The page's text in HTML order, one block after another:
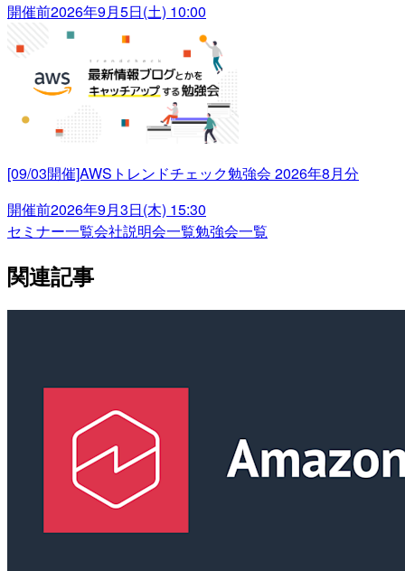
開催前2026年9月5日(土) 10:00
[09/03開催]AWSトレンドチェック勉強会 2026年8月分
開催前2026年9月3日(木) 15:30
セミナー一覧会社説明会一覧勉強会一覧
関連記事